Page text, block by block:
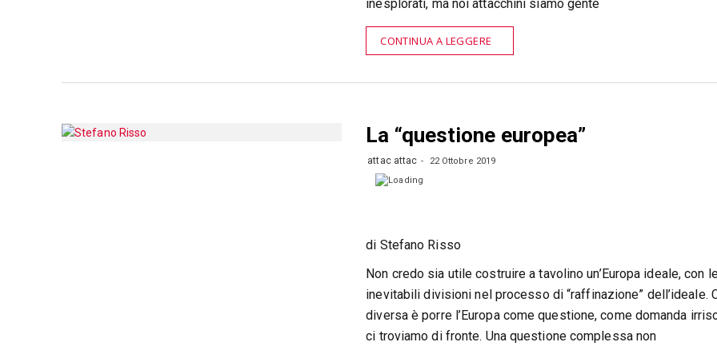
inesplorati, ma noi attacchini siamo gente
CONTINUA A LEGGERE
La “questione europea”
attac attac 22 Ottobre 2019
di Stefano Risso
Non credo sia utile costruire a tavolino un’Europa ideale, con
inevitabili divisioni nel processo di “raffinazione” dell’ideale.
diversa è porre l’Europa come questione, come domanda
ci troviamo di fronte. Una questione complessa non